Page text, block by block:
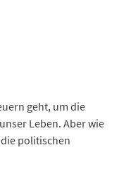
geht, um die
Leben. Aber wie
politischen